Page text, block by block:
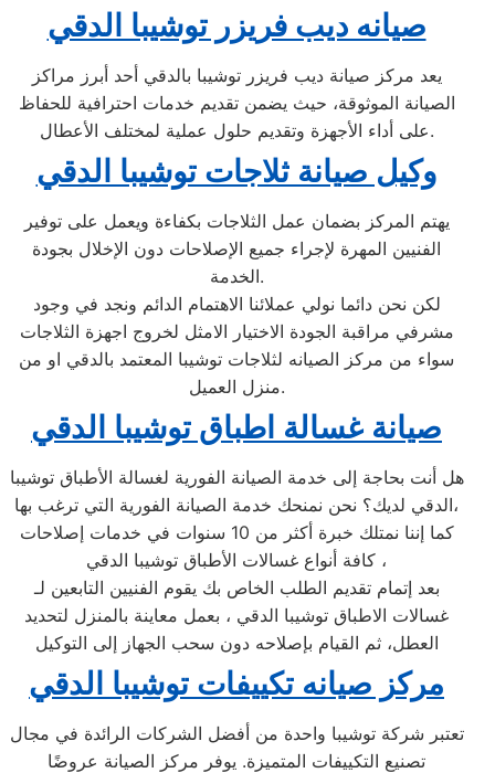
صيانه ديب فريزر توشيبا الدقي
يعد مركز صيانة ديب فريزر توشيبا بالدقي أحد أبرز مراكز
الصيانة الموثوقة، حيث يضمن تقديم خدمات احترافية للحفاظ
على أداء الأجهزة وتقديم حلول عملية لمختلف الأعطال.
وكيل صيانة ثلاجات توشيبا الدقي
يهتم المركز بضمان عمل الثلاجات بكفاءة ويعمل على توفير
الفنيين المهرة لإجراء جميع الإصلاحات دون الإخلال بجودة
الخدمة.
لكن نحن دائما نولي عملائنا الاهتمام الدائم ونجد في وجود
مشرفي مراقبة الجودة الاختيار الامثل لخروج اجهزة الثلاجات
سواء من مركز الصيانه لثلاجات توشيبا المعتمد بالدقي او من
منزل العميل.
صيانة غسالة اطباق توشيبا الدقي
هل أنت بحاجة إلى خدمة الصيانة الفورية لغسالة الأطباق توشيبا
الدقي لديك؟ نحن نمنحك خدمة الصيانة الفورية التي ترغب بها،
كما إننا نمتلك خبرة أكثر من 10 سنوات في خدمات إصلاحات
كافة أنواع غسالات الأطباق توشيبا الدقي ،
بعد إتمام تقديم الطلب الخاص بك يقوم الفنيين التابعين لـ
غسالات الاطباق توشيبا الدقي ، بعمل معاينة بالمنزل لتحديد
العطل، ثم القيام بإصلاحه دون سحب الجهاز إلى التوكيل
مركز صيانه تكييفات توشيبا الدقي
تعتبر شركة توشيبا واحدة من أفضل الشركات الرائدة في مجال
تصنيع التكييفات المتميزة. يوفر مركز الصيانة عروضًا